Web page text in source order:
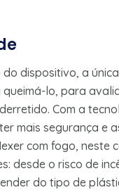
dispositivo, a
lo, para
Com a
mais segurança e
com fogo, neste
desde o risco de
do tipo de